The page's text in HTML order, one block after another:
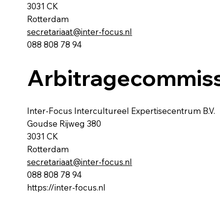
3031 CK
Rotterdam
secretariaat@inter-focus.nl
088 808 78 94
Inter-Focus Intercultureel Expertisecentrum B.V.
Goudse Rijweg 380
3031 CK
Rotterdam
secretariaat@inter-focus.nl
088 808 78 94
https://inter-focus.nl